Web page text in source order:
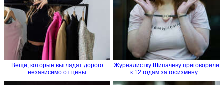
Вещи, которые выглядят дорого
независимо от цены
Журналистку Шипачеву приговорили
к 12 годам за госизмену....